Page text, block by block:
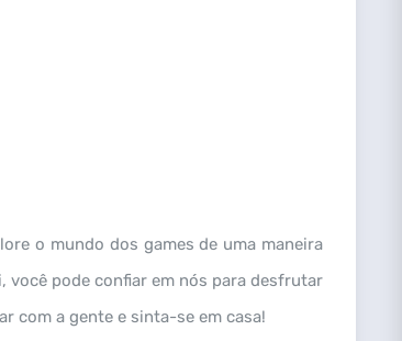
o mundo dos games de uma maneira
você pode confiar em nós para desfrutar
com a gente e sinta-se em casa!